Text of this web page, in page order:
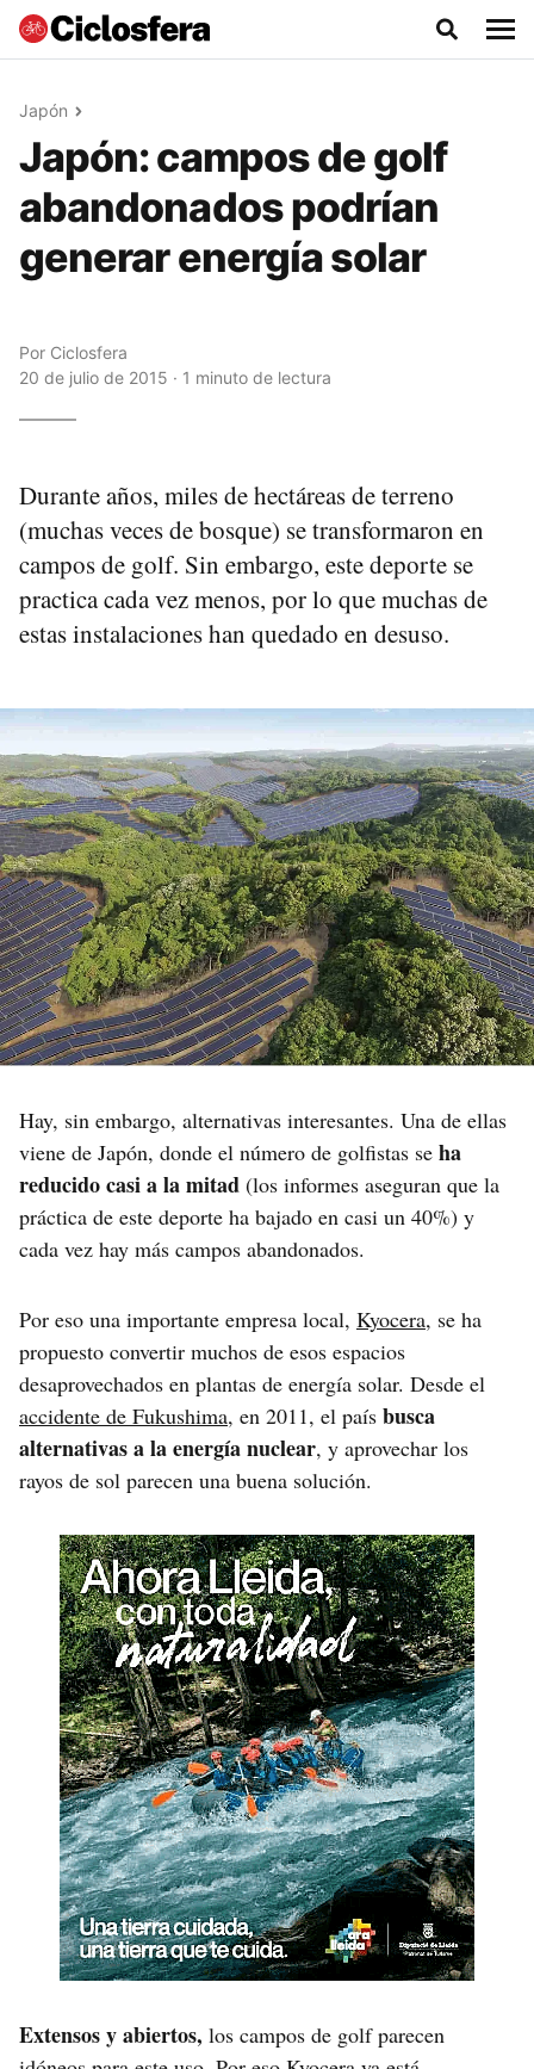
Japón
Japón: campos de golf
abandonados podrían
generar energía solar
Por Ciclosfera
20 de julio de 2015 · 1 minuto de lectura
Durante años, miles de hectáreas de terreno
(muchas veces de bosque) se transformaron en
campos de golf. Sin embargo, este deporte se
practica cada vez menos, por lo que muchas de
estas instalaciones han quedado en desuso.
Hay, sin embargo, alternativas interesantes. Una de ellas
viene de Japón, donde el número de golfistas se ha
reducido casi a la mitad (los informes aseguran que la
práctica de este deporte ha bajado en casi un 40%) y
cada vez hay más campos abandonados.
Por eso una importante empresa local, Kyocera, se ha
propuesto convertir muchos de esos espacios
desaprovechados en plantas de energía solar. Desde el
accidente de Fukushima, en 2011, el país busca
alternativas a la energía nuclear, y aprovechar los
rayos de sol parecen una buena solución.
Extensos y abiertos, los campos de golf parecen